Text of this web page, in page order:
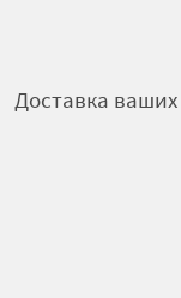
Доставка